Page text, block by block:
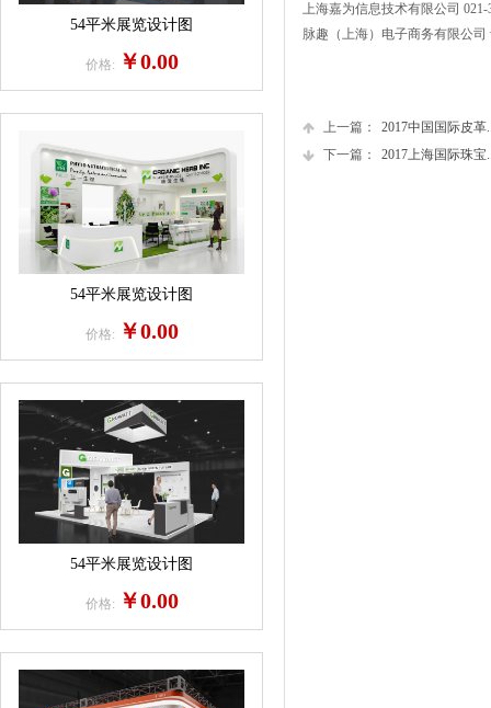
54平米展览设计图
价格: ￥0.00
54平米展览设计图
价格: ￥0.00
54平米展览设计图
价格: ￥0.00
上海嘉为信息技术有限公司 021-
脉趣（上海）电子商务有限公司
上一篇：
2017中国国际皮革
下一篇：
2017上海国际珠宝